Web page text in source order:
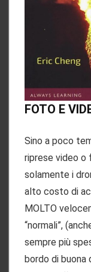
FOTO E
Sino a poco
riprese video o
solamente i
alto costo di
MOLTO
“normali”,
sempre più
bordo di buona